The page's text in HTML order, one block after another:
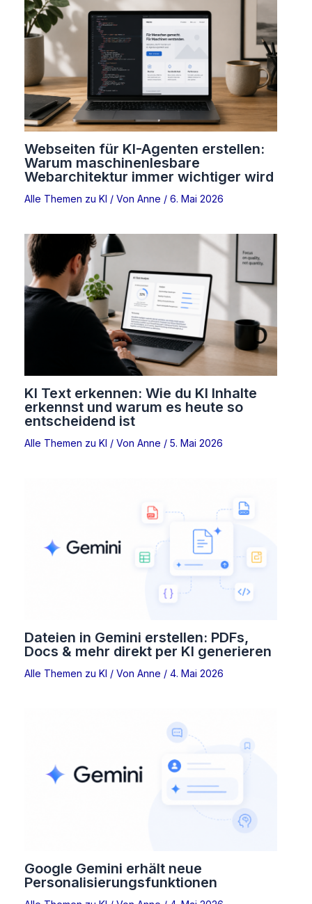
Webseiten für KI-Agenten erstellen:
Warum maschinenlesbare
Webarchitektur immer wichtiger wird
Alle Themen zu KI / Von Anne / 6. Mai 2026
KI Text erkennen: Wie du KI Inhalte
erkennst und warum es heute so
entscheidend ist
Alle Themen zu KI / Von Anne / 5. Mai 2026
Dateien in Gemini erstellen: PDFs,
Docs & mehr direkt per KI generieren
Alle Themen zu KI / Von Anne / 4. Mai 2026
Google Gemini erhält neue
Personalisierungsfunktionen